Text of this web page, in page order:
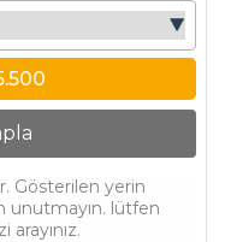
Gösterilen yerin
unutmayın. lütfen